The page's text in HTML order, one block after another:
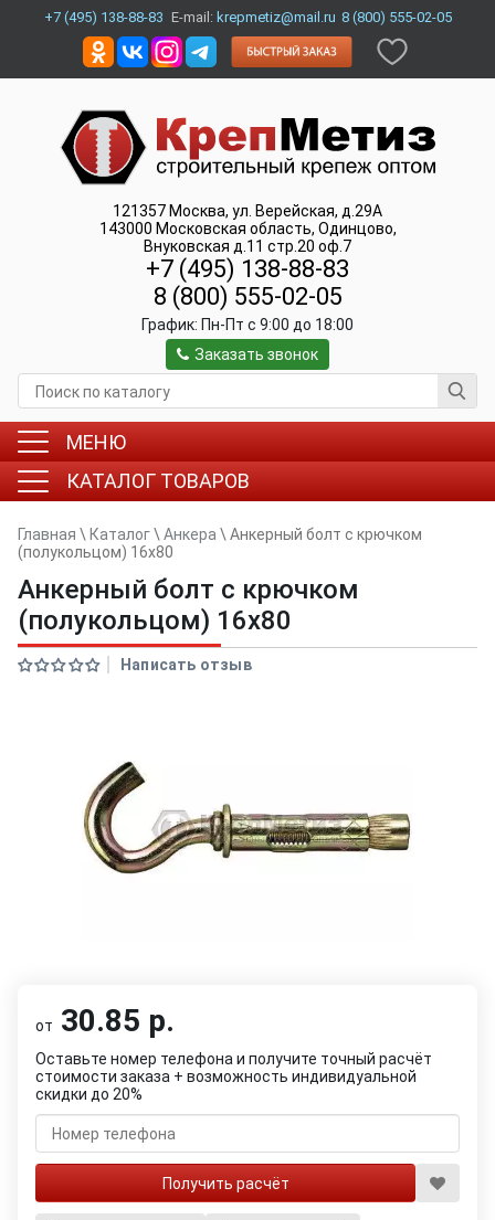
+7 (495) 138-88-83 E-mail: krepmetiz@mail.ru 8 (800) 555-02-05
121357 Москва, ул. Верейская, д.29А
143000 Московская область, Одинцово,
Внуковская д.11 стр.20 оф.7
+7 (495) 138-88-83
8 (800) 555-02-05
График: Пн-Пт c 9:00 до 18:00
Заказать звонок
МЕНЮ
КАТАЛОГ ТОВАРОВ
Главная \ Каталог\ Анкера \ Анкерный болт с крючком
(полукольцом) 16x80
Анкерный болт с крючком
(полукольцом) 16x80
Написать отзыв
от 30.85 р.
Оставьте номер телефона и получите точный расчёт
стоимости заказа + возможность индивидуальной
скидки до 20%